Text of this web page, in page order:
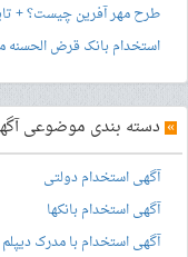
طرح مهر آفرین چیست؟ +
استخدام بانک قرض الحسنه
» دسته بندی موضوعی
آگهی استخدام دولتی
آگهی استخدام بانکها
آگهی استخدام با مدرک دیپلم